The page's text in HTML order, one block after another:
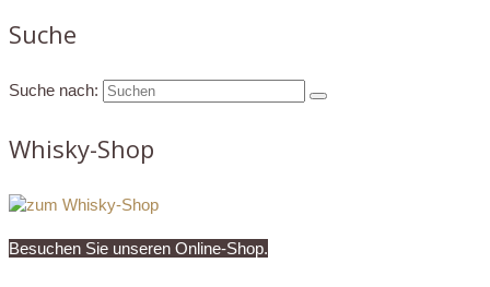
Suche
Suche nach:
Whisky-Shop
Besuchen Sie unseren Online-Shop.